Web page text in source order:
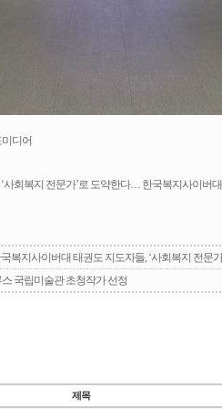
미디어
사회복지 전문가’로 도약한다… 한국복지사이버
복지사이버대 태권도 지도자들, ‘사회복지 전
국립미술관 초청작가 선정
제목